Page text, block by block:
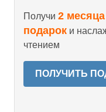
Получи 2
подарок и
чтением
ПОЛУЧИТЬ